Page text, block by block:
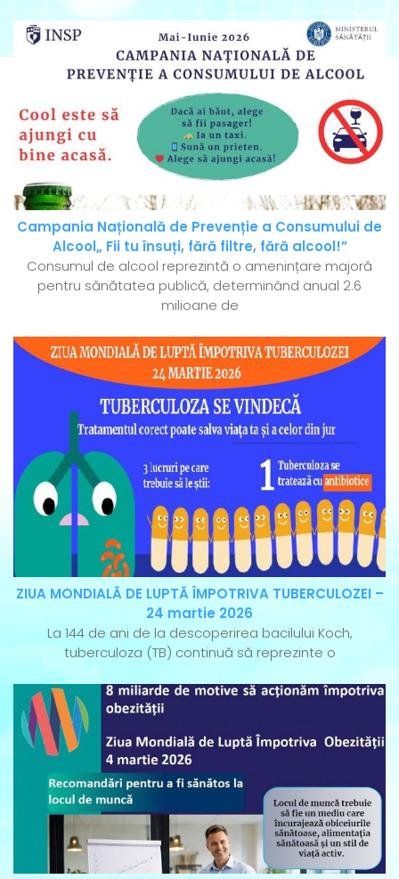
Campania Națională de Prevenție a Consumului de
Alcool„ Fii tu însuți, fără filtre, fără alcool!”
Consumul de alcool reprezintă o amenințare majoră
pentru sănătatea publică, determinând anual 2.6
milioane de
ZIUA MONDIALĂ DE LUPTĂ ÎMPOTRIVA TUBERCULOZEI –
24 martie 2026
La 144 de ani de la descoperirea bacilului Koch,
tuberculoza (TB) continuă să reprezinte o